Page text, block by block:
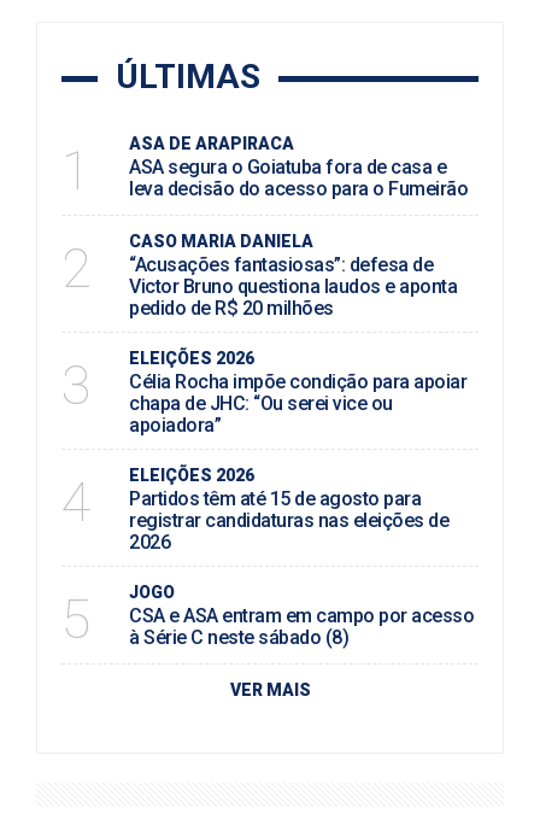
ÚLTIMAS
1 ASA DE ARAPIRACA
ASA segura o Goiatuba fora de casa e
leva decisão do acesso para o Fumeirão
2 CASO MARIA DANIELA
“Acusações fantasiosas”: defesa de
Victor Bruno questiona laudos e aponta
pedido de R$ 20 milhões
3 ELEIÇÕES 2026
Célia Rocha impõe condição para apoiar
chapa de JHC: “Ou serei vice ou
apoiadora”
4 ELEIÇÕES 2026
Partidos têm até 15 de agosto para
registrar candidaturas nas eleições de
2026
5 JOGO
CSA e ASA entram em campo por acesso
à Série C neste sábado (8)
VER MAIS